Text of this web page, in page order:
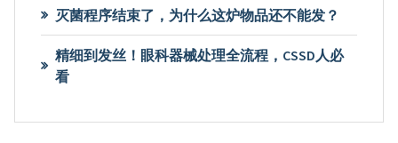
灭菌程序结束了，为什么这炉物品还不能发？
精细到发丝！眼科器械处理全流程，CSSD人必
看